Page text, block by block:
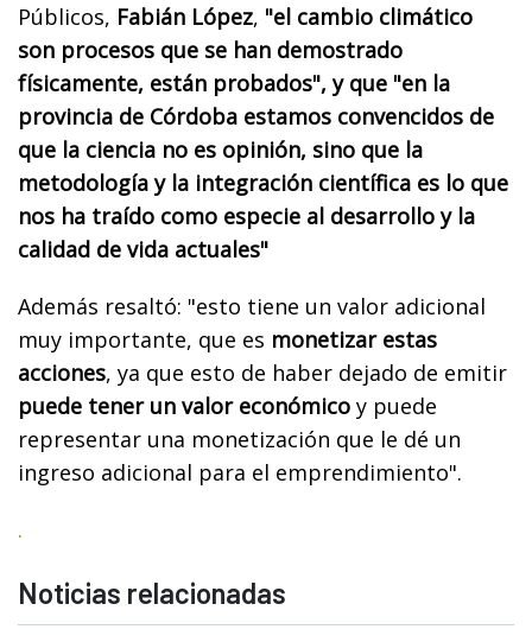
Públicos, Fabián López, "el cambio climático
son procesos que se han demostrado
físicamente, están probados", y que "en la
provincia de Córdoba estamos convencidos de
que la ciencia no es opinión, sino que la
metodología y la integración científica es lo que
nos ha traído como especie al desarrollo y la
calidad de vida actuales"
Además resaltó: "esto tiene un valor adicional
muy importante, que es monetizar estas
acciones, ya que esto de haber dejado de emitir
puede tener un valor económico y puede
representar una monetización que le dé un
ingreso adicional para el emprendimiento".
.
Noticias relacionadas